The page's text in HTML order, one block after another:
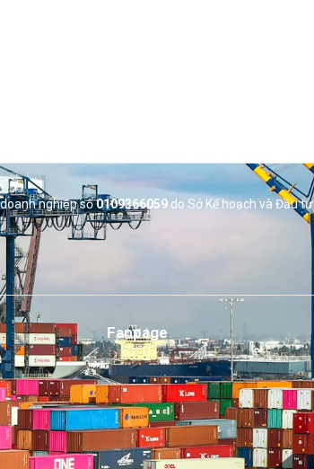
doanh nghiệp số0109366059do Sở Kế hoạch và Đầu tư
Fanpage